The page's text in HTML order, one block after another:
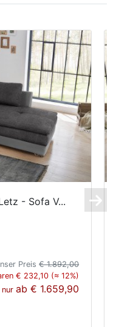
- Sofa V...
Preis€ 1.892,00
€ 232,10 (≈ 12%)
nurab€ 1.659,90